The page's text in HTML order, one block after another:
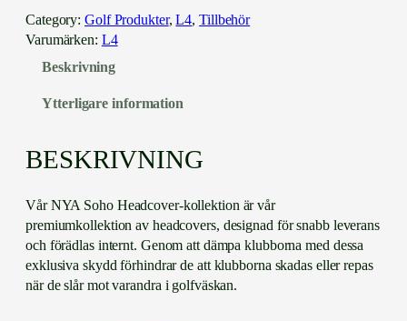
P
u
e
r
C
o
Category:Golf Produkter, L4, Tillbehör
Varumärken: L4
Beskrivning
Ytterligare information
BESKRIVNING
Vår NYA Soho Headcover-kollektion är vår
premiumkollektion av headcovers, designad för snabb leverans
och förädlas internt. Genom att dämpa klubborna med dessa
exklusiva skydd förhindrar de att klubborna skadas eller repas
när de slår mot varandra i golfväskan.